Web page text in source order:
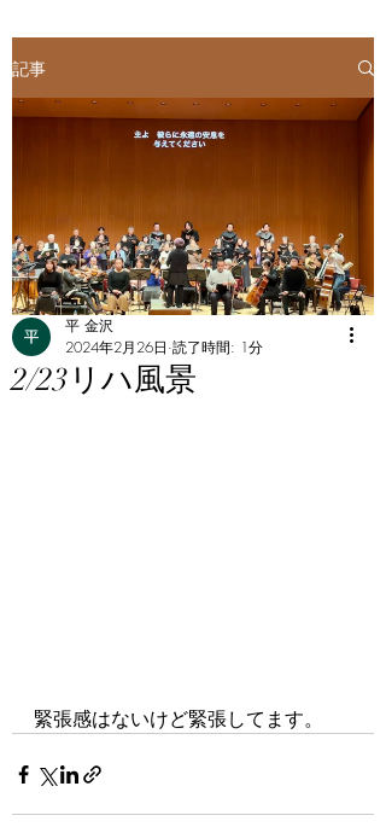
記事
2/23リハ風景
平 金沢
2024年2月26日 読了時間: 1分
緊張感はないけど緊張してます。